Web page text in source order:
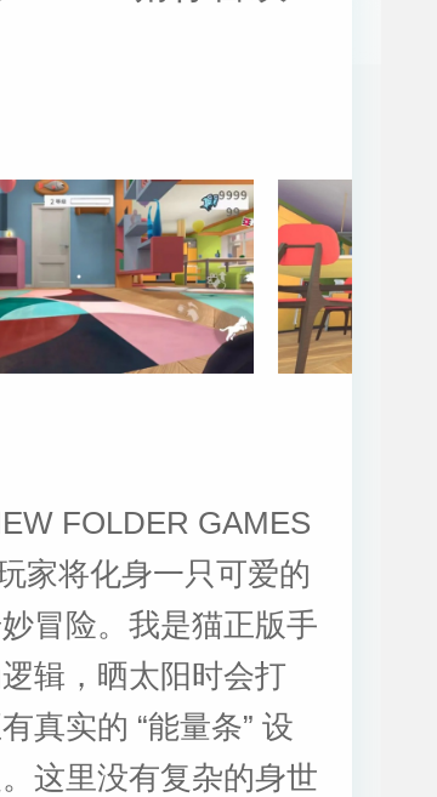
FOLDER GAMES
家将化身一只可爱的
冒险。我是猫正版手
辑，晒太阳时会打
真实的 “能量条” 设
这里没有复杂的身世